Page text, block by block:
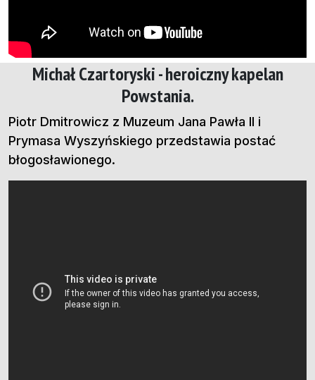
Michał Czartoryski - heroiczny kapelan
Powstania.
Piotr Dmitrowicz z Muzeum Jana Pawła II i
Prymasa Wyszyńskiego przedstawia postać
błogosławionego.